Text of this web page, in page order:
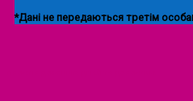
*Дані не передаються третім